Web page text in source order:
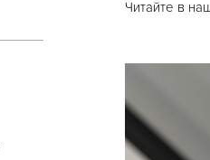
Читайте в